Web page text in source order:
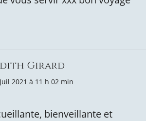
Girard
2021 à 11 h 02 min
bienveillante et